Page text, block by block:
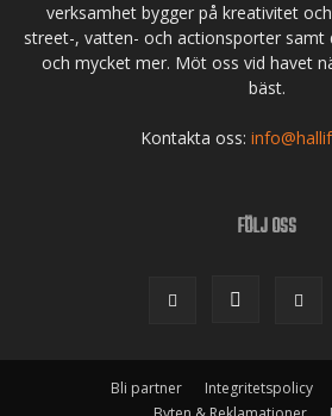
verksamhet bygger på kreativitet
street-, vatten- och actionsporter samt
och mycket mer. Möt oss vid havet
bäst.
Kontakta oss:
FÖLJ OSS
Bli partner Integritetspolicy